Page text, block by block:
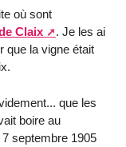
où sont
Claix
. Je les ai
que la vigne était
que les
boire au
septembre 1905